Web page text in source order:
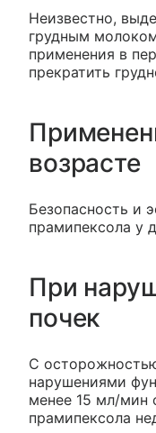
Неизвестно,
грудным
применения в
прекратить
возрасте
Безопасность и
прамипексола у
При
почек
С
нарушениями
менее 15 мл/мин
прамипексола